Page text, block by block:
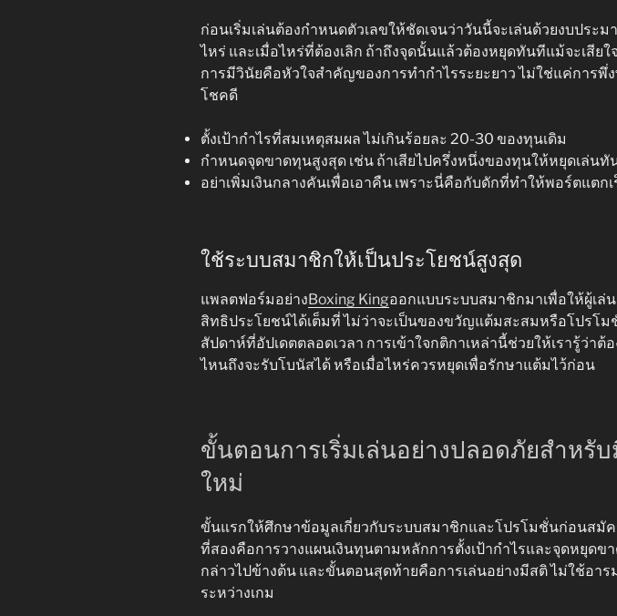
ก่อนเริ่มเล่นต้องกำหนดตัวเลขให้ชัดเจนว่าวันนี้จะเล่นด้วยงบประม
ไหร่ และเมื่อไหร่ที่ต้องเลิก ถ้าถึงจุดนั้นแล้วต้องหยุดทันทีแม้จะเสียใ
การมีวินัยคือหัวใจสำคัญของการทำกำไรระยะยาว ไม่ใช่แค่การพึ่
โชคดี
ตั้งเป้ากำไรที่สมเหตุสมผล ไม่เกินร้อยละ 20-30 ของทุนเดิม
กำหนดจุดขาดทุนสูงสุด เช่น ถ้าเสียไปครึ่งหนึ่งของทุนให้หยุดเล่นทั
อย่าเพิ่มเงินกลางคันเพื่อเอาคืน เพราะนี่คือกับดักที่ทำให้พอร์ตแตก
ใช้ระบบสมาชิกให้เป็นประโยชน์สูงสุด
แพลตฟอร์มอย่างBoxing Kingออกแบบระบบสมาชิกมาเพื่อให้ผู้เล่น
สิทธิประโยชน์ได้เต็มที่ ไม่ว่าจะเป็นของขวัญแต้มสะสมหรือโปรโม
สัปดาห์ที่อัปเดตตลอดเวลา การเข้าใจกติกาเหล่านี้ช่วยให้เรารู้ว่าต้
ไหนถึงจะรับโบนัสได้ หรือเมื่อไหร่ควรหยุดเพื่อรักษาแต้มไว้ก่อน
ขั้นตอนการเริ่มเล่นอย่างปลอดภัยสำหรับ
ใหม่
ขั้นแรกให้ศึกษาข้อมูลเกี่ยวกับระบบสมาชิกและโปรโมชั่นก่อนสมั
ที่สองคือการวางแผนเงินทุนตามหลักการตั้งเป้ากำไรและจุดหยุดข
กล่าวไปข้างต้น และขั้นตอนสุดท้ายคือการเล่นอย่างมีสติ ไม่ใช้อา
ระหว่างเกม